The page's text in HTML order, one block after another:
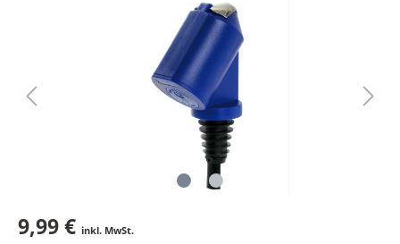
9,99 € inkl. MwSt.